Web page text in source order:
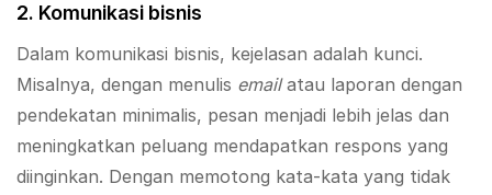
2. Komunikasi bisnis
Dalam komunikasi bisnis, kejelasan adalah kunci.
Misalnya, dengan menulis emailatau laporan dengan
pendekatan minimalis, pesan menjadi lebih jelas dan
meningkatkan peluang mendapatkan respons yang
diinginkan. Dengan memotong kata-kata yang tidak